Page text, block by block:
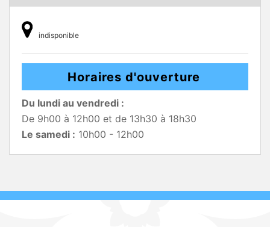
indisponible
Horaires d'ouverture
Du lundi au vendredi :
De 9h00 à 12h00 et de 13h30 à 18h30
Le samedi : 10h00 - 12h00